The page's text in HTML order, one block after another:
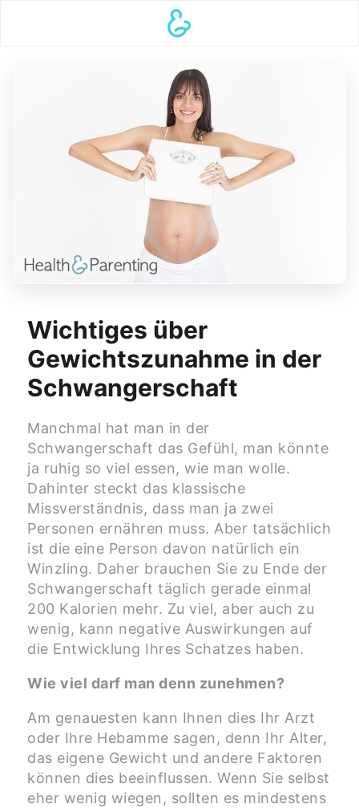
Wichtiges über
Gewichtszunahme in der
Schwangerschaft
Manchmal hat man in der
Schwangerschaft das Gefühl, man könnte
ja ruhig so viel essen, wie man wolle.
Dahinter steckt das klassische
Missverständnis, dass man ja zwei
Personen ernähren muss. Aber tatsächlich
ist die eine Person davon natürlich ein
Winzling. Daher brauchen Sie zu Ende der
Schwangerschaft täglich gerade einmal
200 Kalorien mehr. Zu viel, aber auch zu
wenig, kann negative Auswirkungen auf
die Entwicklung Ihres Schatzes haben.
Wie viel darf man denn zunehmen?
Am genauesten kann Ihnen dies Ihr Arzt
oder Ihre Hebamme sagen, denn Ihr Alter,
das eigene Gewicht und andere Faktoren
können dies beeinflussen. Wenn Sie selbst
eher wenig wiegen, sollten es mindestens